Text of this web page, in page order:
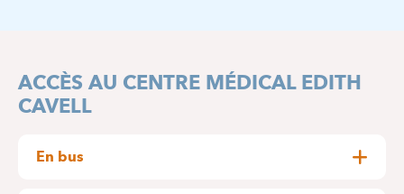
ACCÈS AU CENTRE MÉDICAL EDITH
CAVELL
En bus